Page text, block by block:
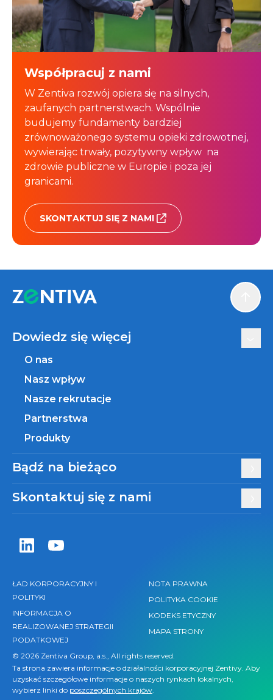
Współpracuj z nami
W Zentiva rozwój opiera się na silnych,
zaufanych partnerstwach. Wspólnie
budujemy fundamenty bardziej
zrównoważonego systemu opieki zdrowotnej,
wywierając trwały, pozytywny wpływ na
zdrowie publiczne w Europie i poza jej
granicami.
SKONTAKTUJ SIĘ Z NAMI
Zentiva LinkedIn
Zentiva YouTube
Dowiedz się więcej
O nas
Nasz wpływ
Nasze rekrutacje
Partnerstwa
Produkty
Bądź na bieżąco
Skontaktuj się z nami
ŁAD KORPORACYJNY I
POLITYKI
INFORMACJA O
REALIZOWANEJ STRATEGII
PODATKOWEJ
NOTA PRAWNA
POLITYKA COOKIE
KODEKS ETYCZNY
MAPA STRONY
© 2026 Zentiva Group, a.s., All rights reserved.
Ta strona zawiera informacje o działalności korporacyjnej Zentivy. Aby
uzyskać szczegółowe informacje o naszych rynkach lokalnych,
wybierz linki do poszczególnych krajów.